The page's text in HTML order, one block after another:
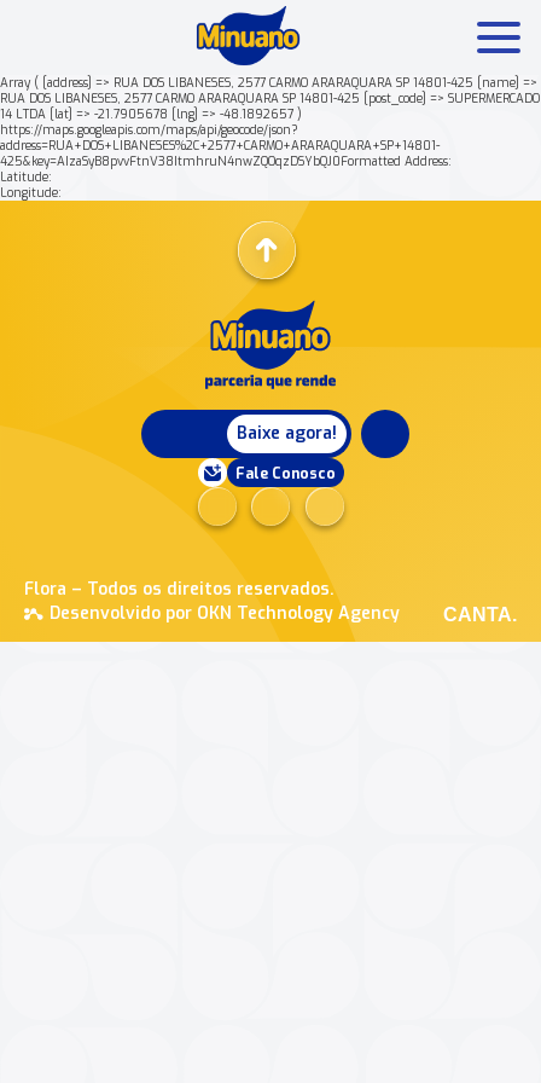
Array ( [address] => RUA DOS LIBANESES, 2577 CARMO ARARAQUARA SP 14801-425 [name] =>
RUA DOS LIBANESES, 2577 CARMO ARARAQUARA SP 14801-425 [post_code] => SUPERMERCADO
14 LTDA [lat] => -21.7905678 [lng] => -48.1892657 )
https://maps.googleapis.com/maps/api/geocode/json?
address=RUA+DOS+LIBANESES%2C+2577+CARMO+ARARAQUARA+SP+14801-
425&key=AIzaSyB8pvvFtnV38ItmhruN4nwZQOqzDSYbQJ0Formatted Address:
Latitude:
Longitude:
Baixe agora!
Fale Conosco
Flora – Todos os direitos reservados.
Desenvolvido por OKN Technology Agency
CANTA.
Mais buscados: Produtos Minuano Rende +
Nossa história